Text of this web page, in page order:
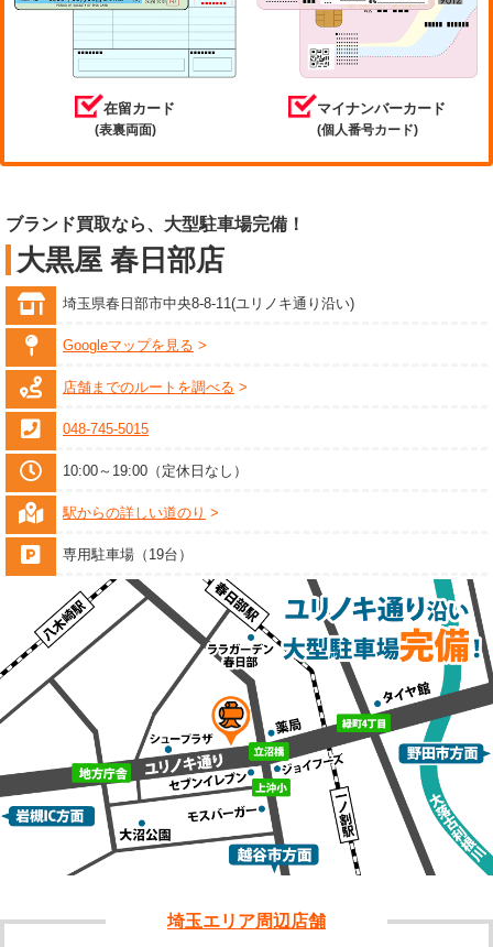
在留カード
(表裏両面)
マイナンバーカード
(個人番号カード)
ブランド買取なら、大型駐車場完備！
大黒屋 春日部店
埼玉県春日部市中央8-8-11(ユリノキ通り沿い)
Googleマップを見る
店舗までのルートを調べる
048-745-5015
10:00～19:00（定休日なし）
駅からの詳しい道のり
専用駐車場（19台）
埼玉エリア周辺店舗